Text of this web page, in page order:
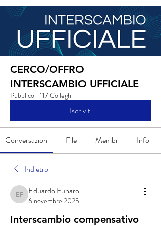
CERCO/OFFRO
INTERSCAMBIO UFFICIALE
Pubblico · 117 Colleghi
Iscriviti
Conversazioni File Membri Info
Indietro
Eduardo Funaro
Eduardo Funaro
6 novembre 2025
Interscambio compensativo